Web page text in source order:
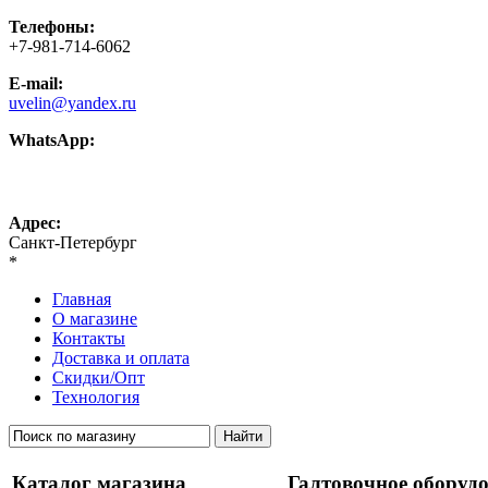
Телефоны:
+7-981-714-6062
E-mail:
uvelin@yandex.ru
WhatsApp:
Адрес:
Санкт-Петербург
*
Главная
О магазине
Контакты
Доставка и оплата
Скидки/Опт
Технология
Каталог магазина Галтовочное